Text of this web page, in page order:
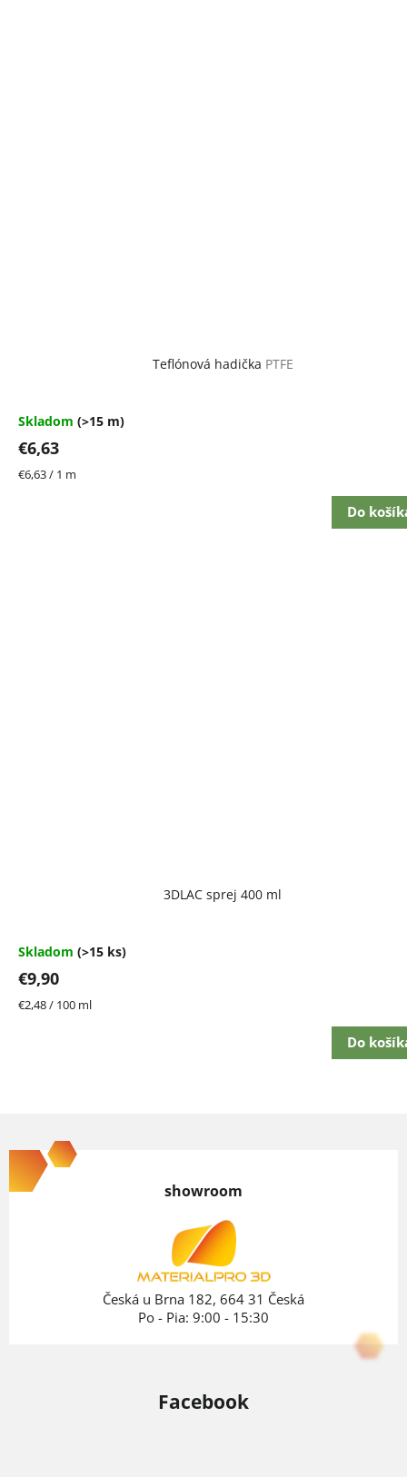
Teflónová hadička PTFE
Skladom (>15 m)
€6,63
Jednotková
€6,63 / 1 m
Do
3DLAC sprej 400 ml
4,7
5
hviezdičiek.
Skladom (>15 ks)
€9,90
Jednotková
€2,48 / 100 ml
Do
á
p
showroom
Česká u Brna 182, 664 31 Česká
Po - Pia: 9:00 - 15:30
Facebook